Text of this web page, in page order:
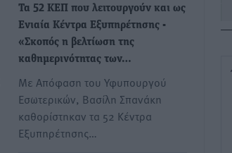
Τα 52 ΚΕΠ που λειτουργούν και ως
Ενιαία Κέντρα Εξυπηρέτησης -
«Σκοπός η βελτίωση της
καθημερινότητας των…
Με Απόφαση του Υφυπουργού
Εσωτερικών, Βασίλη Σπανάκη
καθορίστηκαν τα 52 Κέντρα
Εξυπηρέτησης…